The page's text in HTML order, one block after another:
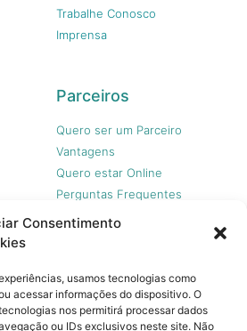
Consentimento
usamos tecnologias como
acessar informações do dispositivo. O
nos permitirá processar dados
ou IDs exclusivos neste site. Não
Trabalhe Conosco
Imprensa
Parceiros
Quero ser um Parceiro
Vantagens
Quero estar Online
Perguntas Frequentes